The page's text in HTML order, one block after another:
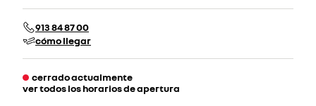
913 84 87 00
cómo llegar
cerrado actualmente
ver todos los horarios de apertura